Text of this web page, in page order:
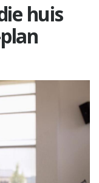
huis